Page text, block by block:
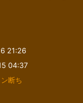
21:26
04:37
断ち